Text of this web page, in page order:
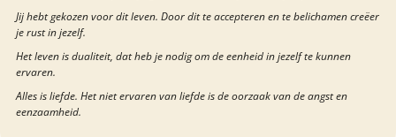
Jij hebt gekozen voor dit leven. Door dit te accepteren en te belichamen creëer
je rust in jezelf.
Het leven is dualiteit, dat heb je nodig om de eenheid in jezelf te kunnen
ervaren.
Alles is liefde. Het niet ervaren van liefde is de oorzaak van de angst en
eenzaamheid.